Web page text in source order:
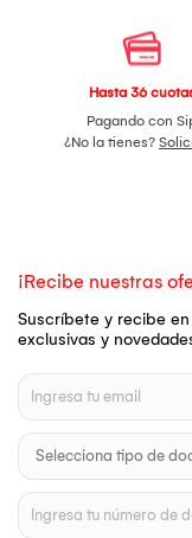
Hasta 36
Pagando con
¿No la tienes?
¡Recibe nuestras
Suscríbete y recibe
exclusivas y